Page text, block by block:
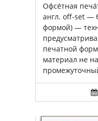
Офсе́тная
англ. off-set —
формой) —
печатной
материал не